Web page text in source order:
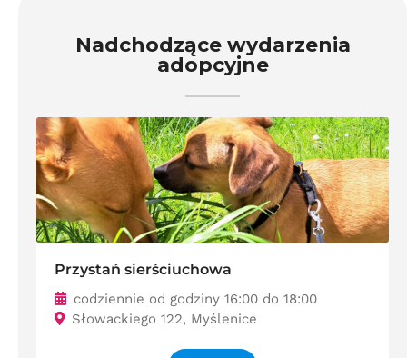
Nadchodzące wydarzenia
adopcyjne
Przystań sierściuchowa
codziennie od godziny 16:00 do 18:00
Słowackiego 122, Myślenice